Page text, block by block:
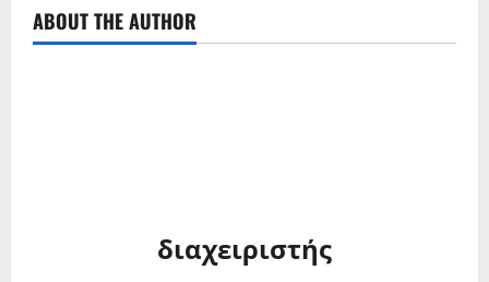
ABOUT THE AUTHOR
διαχειριστής